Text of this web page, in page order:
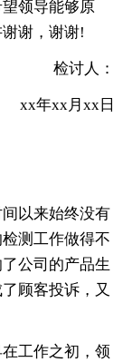
领导能够原
谢，谢谢!
检讨人：
年xx月xx日
以来始终没有
测工作做得不
公司的产品生
顾客投诉，又
工作之初，领